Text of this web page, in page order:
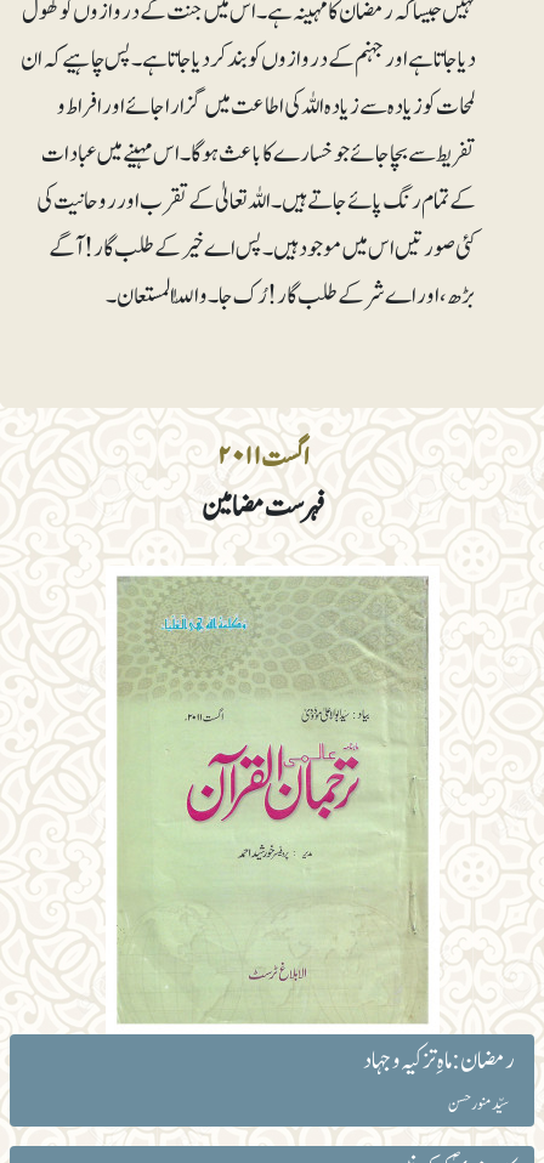
اگست ۲۰۱۱
فہرست مضامین
رمضان: ماہِ تزکیہ و جہاد
سیّد منور حسن
نہیں جیساکہ رمضان کا مہینہ ہے۔ اس میں جنت کے دروازوں کو کھول
دیا جاتا ہے اور جہنم کے دروازوں کو بند کردیا جاتا ہے۔ پس چاہیے کہ ان
لمحات کو زیادہ سے زیادہ اللہ کی اطاعت میں گزارا جائے اور افراط و
تفریط سے بچا جائے جو خسارے کا باعث ہوگا۔ اس مہینے میں عبادات
کے تمام رنگ پائے جاتے ہیں۔ اللہ تعالیٰ کے تقرب اور روحانیت کی
کئی صورتیں اس میں موجود ہیں۔ پس اے خیر کے طلب گار! آگے
بڑھ، اور اے شر کے طلب گار! رُک جا۔ واللّٰہ المستعان۔